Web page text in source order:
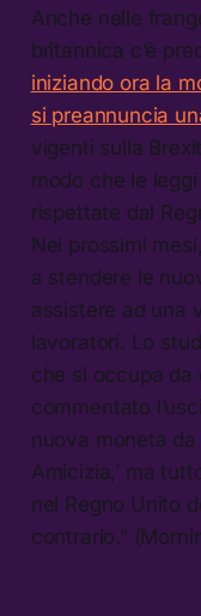
Anche nelle
britannica c’è
iniziando ora la
si preannuncia
vigenti sulla
modo che le
rispettate dal
Nei prossimi
a stendere le
assistere ad una
lavoratori. Lo
che si occupa da
commentato
nuova moneta da
Amicizia,’ ma
nel Regno Unito
contrario.”